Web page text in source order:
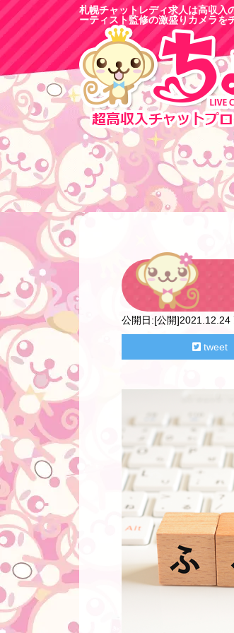
札幌チャットレディ求人は高収入
ーティスト監修の激盛りカメラを
公開日:[公開]2021.12.24
tweet